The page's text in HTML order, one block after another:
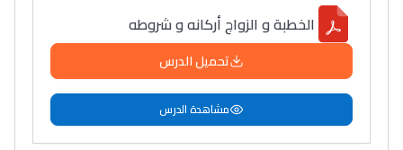
سامورا
بطلة المغرب فالقفز
الطولي، ملاك البردع
كتحكي على تجربتها
فالرّياضة و الدّراسة
الخطبة و الزواج أركانه و شروطه
تحميل الدرس
مشاهدة الدرس